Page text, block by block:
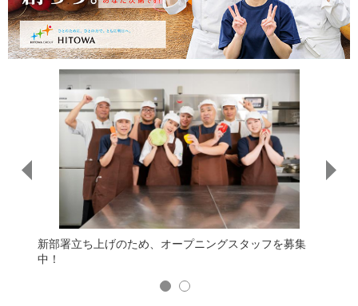
新部署立ち上げのため、オープニングスタッフを募集
中！